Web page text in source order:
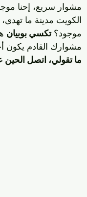
مشوار سريع، إحنا
الكويت مدينة ما
موجود؟ تكسي بوبيان
مشوارك القادم يكون
ما تقولي، اتصل الحين على 96630262 واستمتع